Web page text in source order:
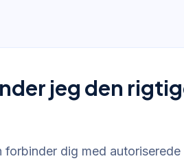
jeg den
forbinder dig med